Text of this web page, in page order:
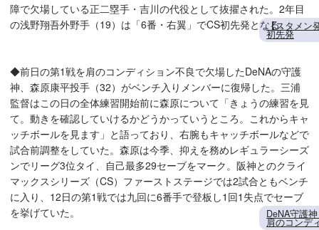
障で欠場している正二塁手・吉川の代役として抜擢された。2年目
の浅野翔吾外野手（19）は「6番・右翼」でCS初先発となる。【スタメン
初先発
◆前日の第1戦を肩のコンディション不良で欠場したDeNAの守護
神、森原康平投手（32）がベンチ入りメンバーに復帰した。三浦
監督はこの日の全体練習開始前に森原について「きょうの練習を見
て。動きを確認していけるかどうかっていうところ。これからキャ
ッチボールを見ます」と語っており、右腕もキャッチボールなどで
試合前調整をしていた。森原は今季、抑えを務めレギュラーシーズ
ンでリーグ3位タイ、自己最多29セーブをマーク。阪神とのクライ
マックスシリーズ（CS）ファーストステージでは2試合ともベンチ
に入り、12日の第1戦では九回に6番手で登板し1回1失点でセーブ
を挙げていた。
DeNA守護
肩のコンデ